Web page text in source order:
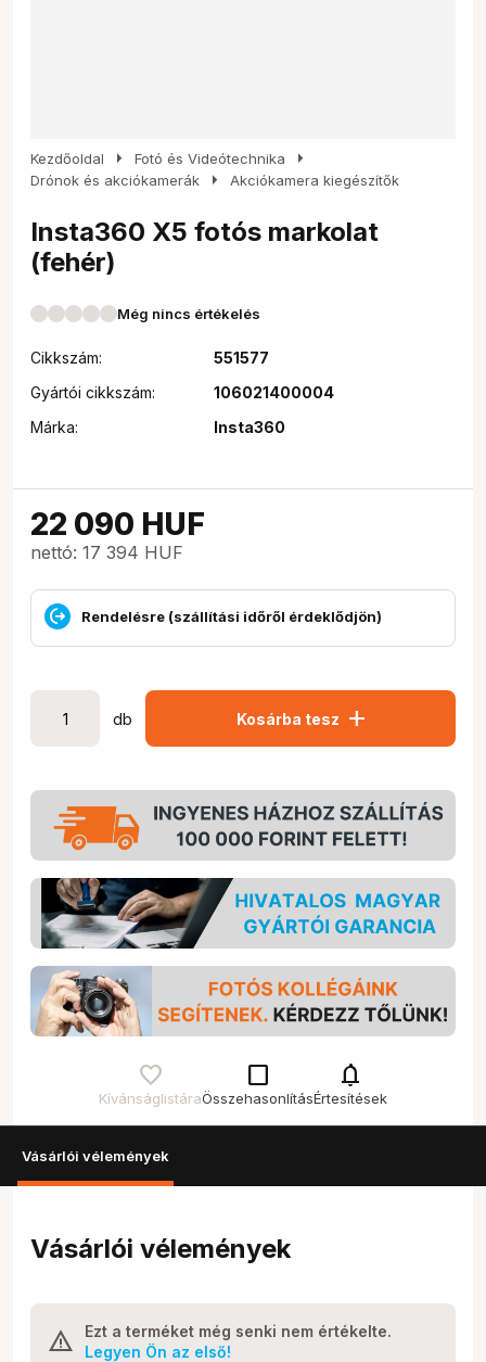
Kezdőoldal arrow_right Fotó és Videótechnika arrow_right
Drónok és akciókamerák arrow_right Akciókamera kiegészítők
Insta360 X5 fotós markolat
(fehér)
Még nincs értékelés
Cikkszám:
551577
Gyártói cikkszám:
106021400004
Márka:
Insta360
22 090 HUF
nettó: 17 394 HUF
Rendelésre (szállítási időről érdeklődjön)
db Kosárba tesz add
Kívánságlistára
check_box_outline_blank
Összehasonlítás
notifications
Értesítések
Vásárlói vélemények
Vásárlói vélemények
Ezt a terméket még senki nem értékelte.
Legyen Ön az első!